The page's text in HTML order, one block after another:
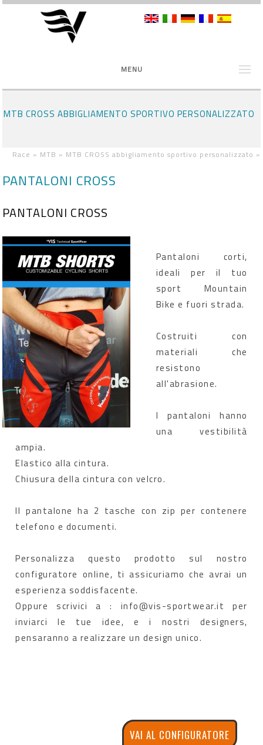
MENU
MTB CROSS ABBIGLIAMENTO SPORTIVO PERSONALIZZATO
Race » MTB » MTB CROSS abbigliamento sportivo personalizzato »
PANTALONI CROSS
PANTALONI CROSS
Pantaloni corti,
ideali per il tuo
sport Mountain
Bike e fuori strada.
Costruiti con
materiali che
resistono
all'abrasione.
I pantaloni hanno
una vestibilità
ampia.
Elastico alla cintura.
Chiusura della cintura con velcro.
Il pantalone ha 2 tasche con zip per contenere
telefono e documenti.
Personalizza questo prodotto sul nostro
configuratore online, ti assicuriamo che avrai un
esperienza soddisfacente.
Oppure scrivici a : info@vis-sportwear.it per
inviarci le tue idee, e i nostri designers,
pensaranno a realizzare un design unico.
VAI AL CONFIGURATORE